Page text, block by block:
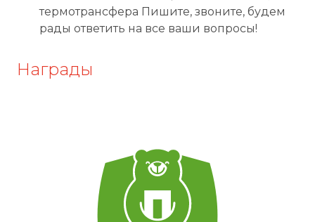
термотрансфера Пишите, звоните, будем
рады ответить на все ваши вопросы!
Награды